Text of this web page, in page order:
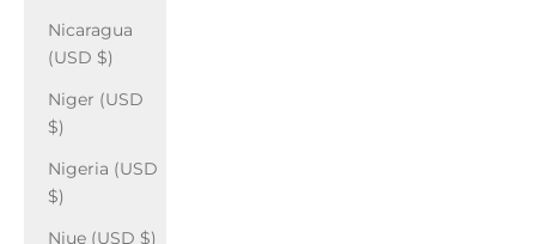
Nicaragua
(USD $)
Niger (USD
$)
Nigeria (USD
$)
Niue (USD $)